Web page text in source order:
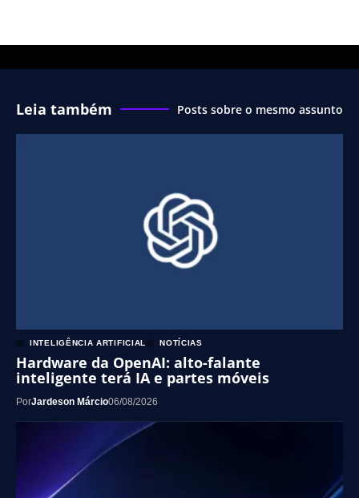
Leia também Posts sobre o mesmo assunto
INTELIGÊNCIA ARTIFICIAL NOTÍCIAS
Hardware da OpenAI: alto-falante
inteligente terá IA e partes móveis
PorJardeson Márcio06/08/2026